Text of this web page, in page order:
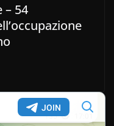
– 54